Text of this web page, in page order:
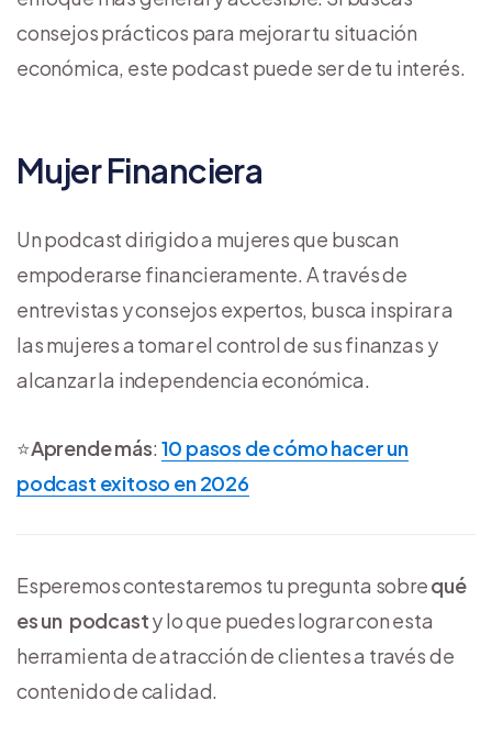
consejos prácticos para mejorar tu situación
económica, este podcast puede ser de tu interés.
Mujer Financiera
Un podcast dirigido a mujeres que buscan
empoderarse financieramente. A través de
entrevistas y consejos expertos, busca inspirar a
las mujeres a tomar el control de sus finanzas y
alcanzar la independencia económica.
⭐Aprende más: 10 pasos de cómo hacer un
podcast exitoso en 2026
Esperemos contestaremos tu pregunta sobrequé
es un podcasty lo que puedes lograr con esta
herramienta de atracción de clientes a través de
contenido de calidad.